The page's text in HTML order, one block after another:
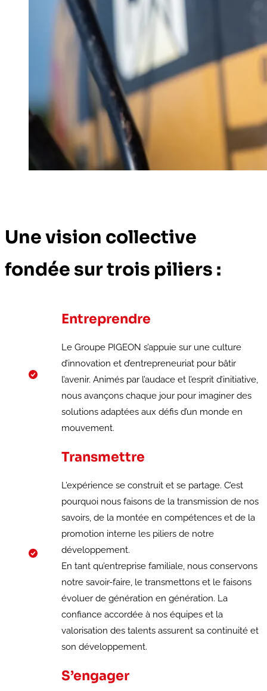
Une vision collective
fondée sur trois piliers :
Entreprendre
Le Groupe PIGEON s’appuie sur une culture
d’innovation et d’entrepreneuriat pour bâtir
l’avenir. Animés par l’audace et l’esprit d’initiative,
nous avançons chaque jour pour imaginer des
solutions adaptées aux défis d’un monde en
mouvement.
Transmettre
L’expérience se construit et se partage. C’est
pourquoi nous faisons de la transmission de nos
savoirs, de la montée en compétences et de la
promotion interne les piliers de notre
développement.
En tant qu’entreprise familiale, nous conservons
notre savoir-faire, le transmettons et le faisons
évoluer de génération en génération. La
confiance accordée à nos équipes et la
valorisation des talents assurent sa continuité et
son développement.
S’engager